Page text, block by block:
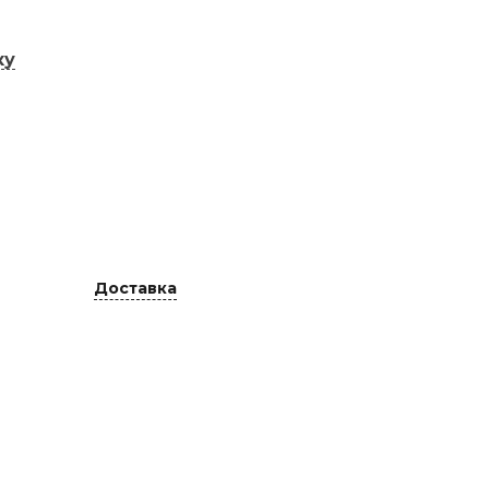
Доставка